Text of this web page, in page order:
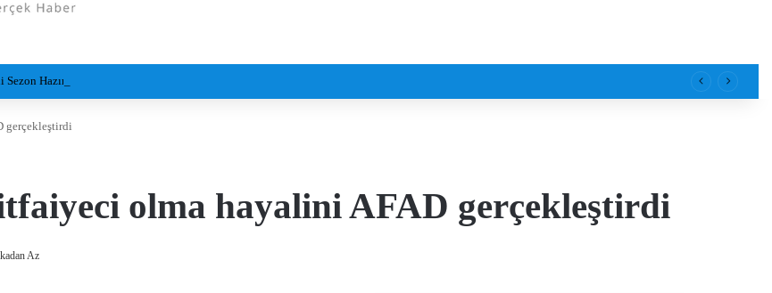
Hazırlıklarını Sürdürüyor
gerçekleştirdi
olma hayalini AFAD gerçekleştirdi
Az